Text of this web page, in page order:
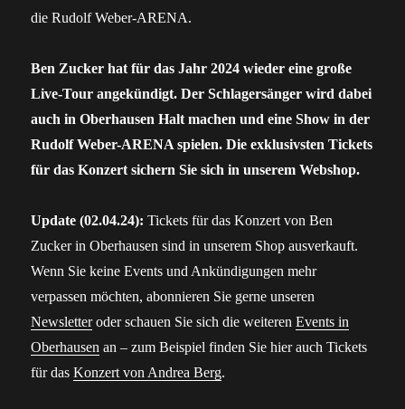
Ben Zucker hat für das Jahr 2024 wieder eine große
Live-Tour angekündigt. Der Schlagersänger wird dabei
auch in Oberhausen Halt machen und eine Show in der
Rudolf Weber-ARENA spielen. Die exklusivsten Tickets
für das Konzert sichern Sie sich in unserem Webshop.
Update (02.04.24): Tickets für das Konzert von Ben
Zucker in Oberhausen sind in unserem Shop ausverkauft.
Wenn Sie keine Events und Ankündigungen mehr
verpassen möchten, abonnieren Sie gerne unseren
Newsletteroder schauen Sie sich die weiterenEvents in
Oberhausen an – zum Beispiel finden Sie hier auch Tickets
für dasKonzert von Andrea Berg.